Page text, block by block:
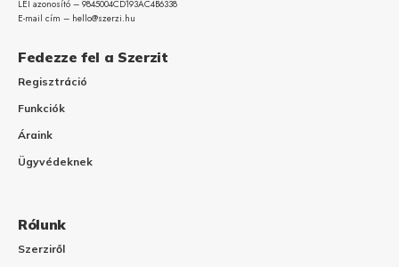
LEI azonosító – 9845004CD193AC4B6338
E-mail cím – hello@szerzi.hu
Fedezze fel a Szerzit
Regisztráció
Funkciók
Áraink
Ügyvédeknek
Rólunk
Szerziről